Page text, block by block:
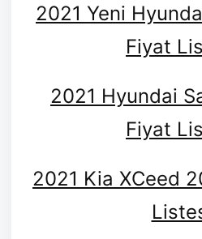
2021 Yeni
Fiyat
2021 Hyundai
Fiyat
2021 Kia XCeed